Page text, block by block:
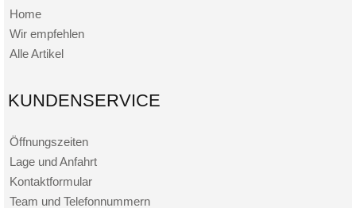
Home
Wir empfehlen
Alle Artikel
KUNDENSERVICE
Öffnungszeiten
Lage und Anfahrt
Kontaktformular
Team und Telefonnummern